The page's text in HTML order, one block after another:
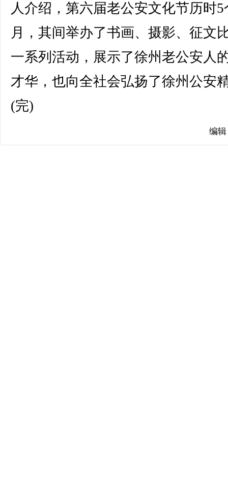
人介绍，第六届老公安文化节历时5
月，其间举办了书画、摄影、征文
一系列活动，展示了徐州老公安人
才华，也向全社会弘扬了徐州公安
(完)
编